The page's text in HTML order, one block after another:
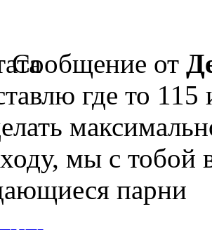
Сообщение от
где то
мы с тобой
парни